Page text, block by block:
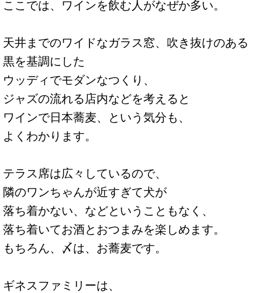
ここでは、ワインを飲む人がなぜか多い。
天井までのワイドなガラス窓、吹き抜けのある
黒を基調にした
ウッディでモダンなつくり、
ジャズの流れる店内などを考えると
ワインで日本蕎麦、という気分も、
よくわかります。
テラス席は広々しているので、
隣のワンちゃんが近すぎて犬が
落ち着かない、などということもなく、
落ち着いてお酒とおつまみを楽しめます。
もちろん、〆は、お蕎麦です。
ギネスファミリーは、